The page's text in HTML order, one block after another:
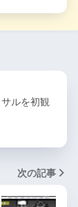
ルを初観
次の記事